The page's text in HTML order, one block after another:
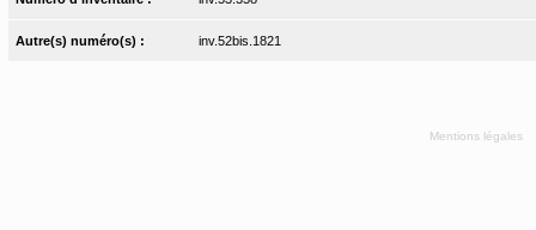
Autre(s) numéro(s) : inv.52bis.1821
Mentions légales